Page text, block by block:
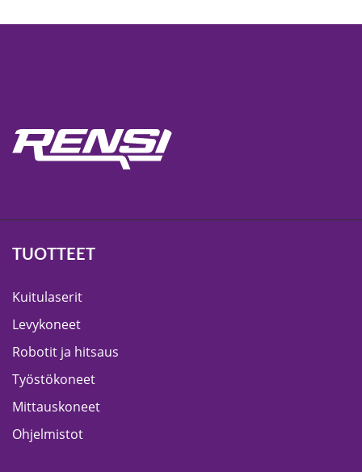
TUOTTEET
Kuitulaserit
Levykoneet
Robotit ja hitsaus
Työstökoneet
Mittauskoneet
Ohjelmistot